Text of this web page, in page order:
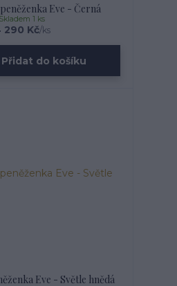
Eve - Černá
290 Kč/ks
Skladem 1 ks
Přidat do košíku
Eve - Světle hnědá